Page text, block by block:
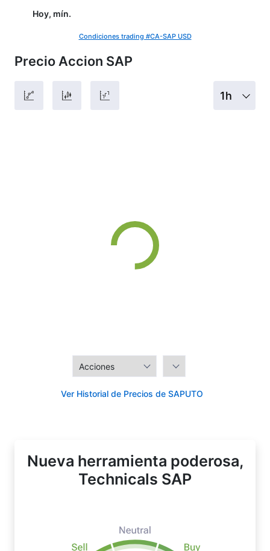
Precio Accion SAP
1h
Ver Historial de Precios de SAPUTO
Hoy, mín.
Condiciones trading #CA-SAP USD
Nueva herramienta poderosa,
Technicals SAP